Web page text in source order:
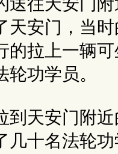
天安门，当
的拉上一辆
轮功学员。
到天安门附
几十名法轮